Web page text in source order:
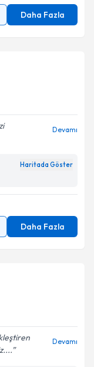
Aydınlatma
belirtilen
Daha Fazla
Devamı
Haritada Göster
Daha Fazla
Devamı